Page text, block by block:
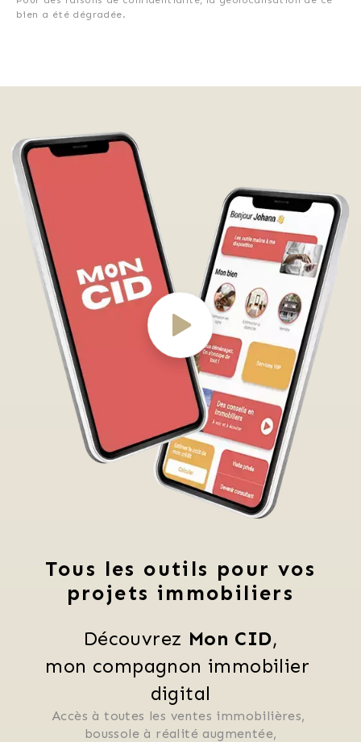
bien a été dégradée.
Tous les outils pour vos
projets immobiliers
Découvrez Mon CID,
mon compagnon immobilier
digital
Accès à toutes les ventes immobilières,
boussole à réalité augmentée,